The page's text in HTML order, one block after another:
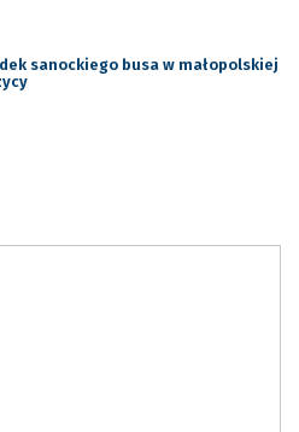
sanockiego busa w małopolskiej